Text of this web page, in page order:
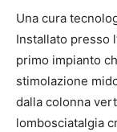
Una cura
Installato presso
primo impianto
stimolazione
dalla colonna
lombosciatalgia